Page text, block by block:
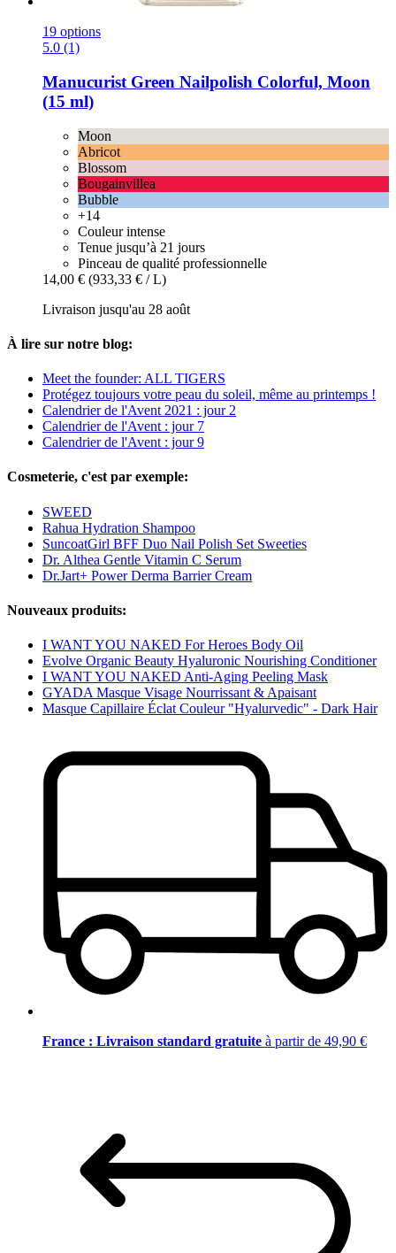
19 options
5.0 (1)
Manucurist Green Nailpolish Colorful, Moon
(15 ml)
Moon
Abricot
Blossom
Bougainvillea
Bubble
+14
Couleur intense
Tenue jusqu’à 21 jours
Pinceau de qualité professionnelle
14,00 € (933,33 € / L)
Livraison jusqu'au 28 août
À lire sur notre blog:
Meet the founder: ALL TIGERS
Protégez toujours votre peau du soleil, même au printemps !
Calendrier de l'Avent 2021 : jour 2
Calendrier de l'Avent : jour 7
Calendrier de l'Avent : jour 9
Cosmeterie, c'est par exemple:
SWEED
Rahua Hydration Shampoo
SuncoatGirl BFF Duo Nail Polish Set Sweeties
Dr. Althea Gentle Vitamin C Serum
Dr.Jart+ Power Derma Barrier Cream
Nouveaux produits:
I WANT YOU NAKED For Heroes Body Oil
Evolve Organic Beauty Hyaluronic Nourishing Conditioner
I WANT YOU NAKED Anti-Aging Peeling Mask
GYADA Masque Visage Nourrissant & Apaisant
Masque Capillaire Éclat Couleur "Hyalurvedic" - Dark Hair
France : Livraison standard gratuite à partir de 49,90 €